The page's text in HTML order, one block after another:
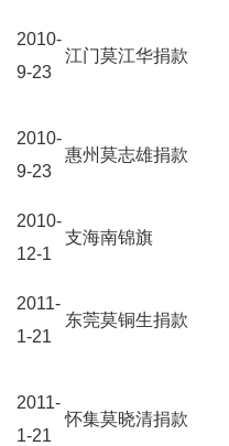
2010-
9-23
江门莫江华捐款
2010-
9-23
惠州莫志雄捐款
2010-
12-1
支海南锦旗
2011-
1-21
东莞莫铜生捐款
2011-
1-21
怀集莫晓清捐款